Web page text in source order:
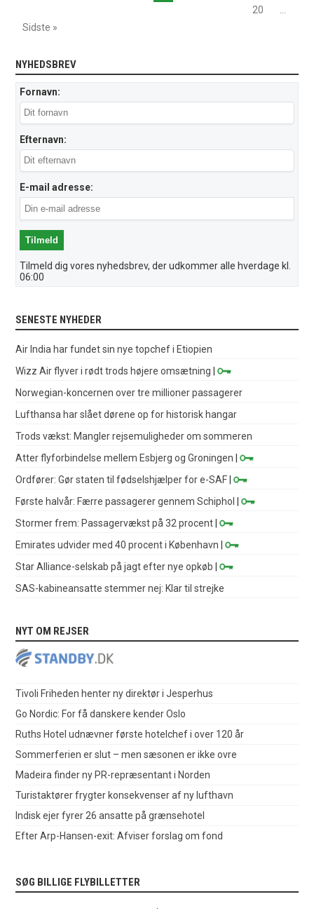
20
Sidste »
NYHEDSBREV
Fornavn:
Efternavn:
E-mail adresse:
Tilmeld dig vores nyhedsbrev, der udkommer alle hverdage kl.
06:00
SENESTE NYHEDER
Air India har fundet sin nye topchef i Etiopien
Wizz Air flyver i rødt trods højere omsætning |
Norwegian-koncernen over tre millioner passagerer
Lufthansa har slået dørene op for historisk hangar
Trods vækst: Mangler rejsemuligheder om sommeren
Atter flyforbindelse mellem Esbjerg og Groningen |
Ordfører: Gør staten til fødselshjælper for e-SAF |
Første halvår: Færre passagerer gennem Schiphol
|
Stormer frem: Passagervækst på 32 procent |
Emirates udvider med 40 procent i København |
Star Alliance-selskab på jagt efter nye opkøb |
SAS-kabineansatte stemmer nej: Klar til strejke
NYT OM REJSER
Tivoli Friheden henter ny direktør i Jesperhus
Go Nordic: For få danskere kender Oslo
Ruths Hotel udnævner første hotelchef i over 120 år
Sommerferien er slut – men sæsonen er ikke ovre
Madeira finder ny PR-repræsentant i Norden
Turistaktører frygter konsekvenser af ny lufthavn
Indisk ejer fyrer 26 ansatte på grænsehotel
Efter Arp-Hansen-exit: Afviser forslag om fond
SØG BILLIGE FLYBILLETTER